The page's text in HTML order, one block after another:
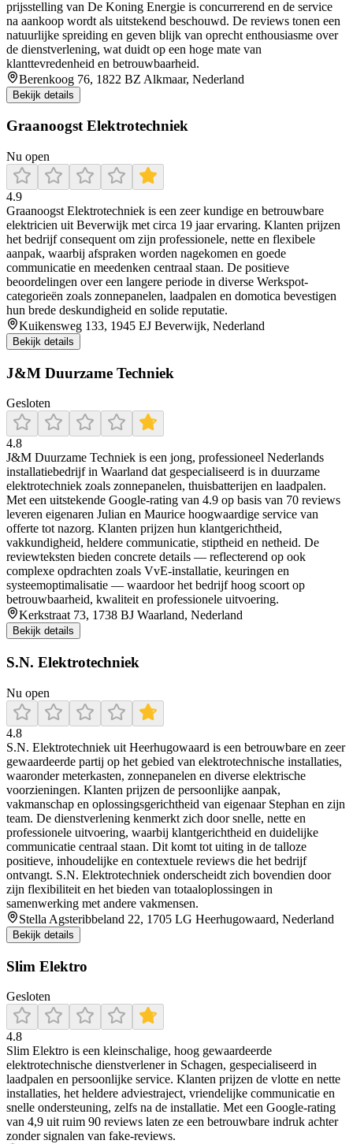
prijsstelling van De Koning Energie is concurrerend en de service
na aankoop wordt als uitstekend beschouwd. De reviews tonen een
natuurlijke spreiding en geven blijk van oprecht enthousiasme over
de dienstverlening, wat duidt op een hoge mate van
klanttevredenheid en betrouwbaarheid.
Berenkoog 76, 1822 BZ Alkmaar, Nederland
Bekijk details
Graanoogst Elektrotechniek
Nu open
4.9
Graanoogst Elektrotechniek is een zeer kundige en betrouwbare
elektricien uit Beverwijk met circa 19 jaar ervaring. Klanten prijzen
het bedrijf consequent om zijn professionele, nette en flexibele
aanpak, waarbij afspraken worden nagekomen en goede
communicatie en meedenken centraal staan. De positieve
beoordelingen over een langere periode in diverse Werkspot-
categorieën zoals zonnepanelen, laadpalen en domotica bevestigen
hun brede deskundigheid en solide reputatie.
Kuikensweg 133, 1945 EJ Beverwijk, Nederland
Bekijk details
J&M Duurzame Techniek
Gesloten
4.8
J&M Duurzame Techniek is een jong, professioneel Nederlands
installatiebedrijf in Waarland dat gespecialiseerd is in duurzame
elektrotechniek zoals zonnepanelen, thuisbatterijen en laadpalen.
Met een uitstekende Google-rating van 4.9 op basis van 70 reviews
leveren eigenaren Julian en Maurice hoogwaardige service van
offerte tot nazorg. Klanten prijzen hun klantgerichtheid,
vakkundigheid, heldere communicatie, stiptheid en netheid. De
reviewteksten bieden concrete details — reflecterend op ook
complexe opdrachten zoals VvE-installatie, keuringen en
systeemoptimalisatie — waardoor het bedrijf hoog scoort op
betrouwbaarheid, kwaliteit en professionele uitvoering.
Kerkstraat 73, 1738 BJ Waarland, Nederland
Bekijk details
S.N. Elektrotechniek
Nu open
4.8
S.N. Elektrotechniek uit Heerhugowaard is een betrouwbare en zeer
gewaardeerde partij op het gebied van elektrotechnische installaties,
waaronder meterkasten, zonnepanelen en diverse elektrische
voorzieningen. Klanten prijzen de persoonlijke aanpak,
vakmanschap en oplossingsgerichtheid van eigenaar Stephan en zijn
team. De dienstverlening kenmerkt zich door snelle, nette en
professionele uitvoering, waarbij klantgerichtheid en duidelijke
communicatie centraal staan. Dit komt tot uiting in de talloze
positieve, inhoudelijke en contextuele reviews die het bedrijf
ontvangt. S.N. Elektrotechniek onderscheidt zich bovendien door
zijn flexibiliteit en het bieden van totaaloplossingen in
samenwerking met andere vakmensen.
Stella Agsteribbeland 22, 1705 LG Heerhugowaard, Nederland
Bekijk details
Slim Elektro
Gesloten
4.8
Slim Elektro is een kleinschalige, hoog gewaardeerde
elektrotechnische dienstverlener in Schagen, gespecialiseerd in
laadpalen en persoonlijke service. Klanten prijzen de vlotte en nette
installaties, het heldere adviestraject, vriendelijke communicatie en
snelle ondersteuning, zelfs na de installatie. Met een Google‑rating
van 4,9 uit ruim 90 reviews laten ze een betrouwbare indruk achter
zonder signalen van fake‑reviews.